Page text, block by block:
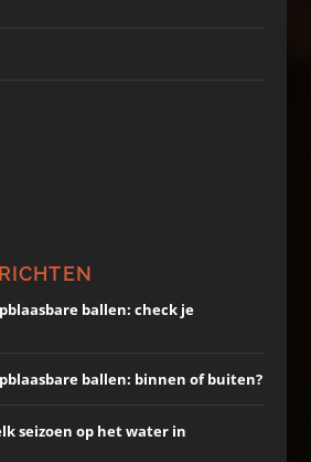
ballen: check je
ballen: binnen of buiten?
seizoen op het water in